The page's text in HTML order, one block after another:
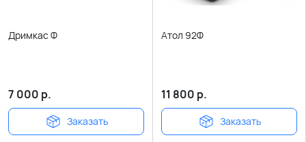
Дримкас Ф
7 000 р.
Заказать
Атол 92Ф
11 800 р.
Заказать